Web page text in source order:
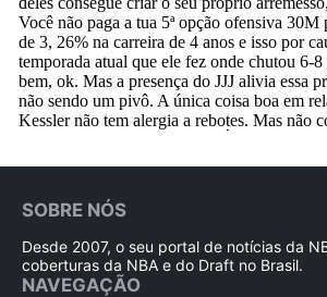
SOBRE NÓS
Desde 2007, o seu portal de notícias da
coberturas da NBA e do Draft no Brasil.
NAVEGAÇÃO